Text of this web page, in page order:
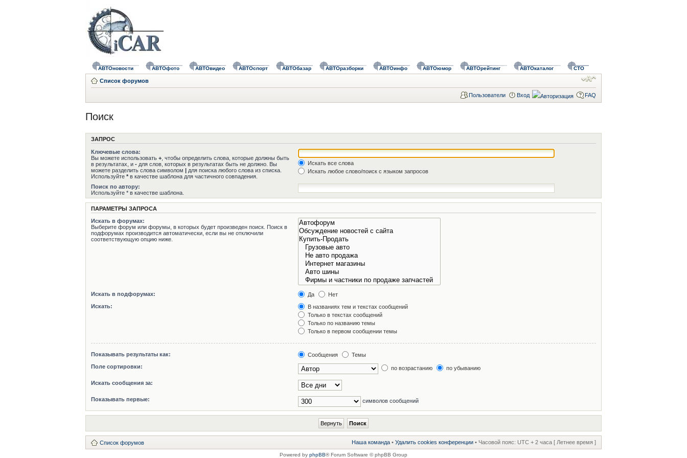
АВТОновости АВТОфото АВТОвидео АВТОспорт АВТОбазар АВТОразборки АВТОинфо АВТОюмор АВТОрейтинг АВТОкаталог СТО
Список форумов
Пользователи Вход FAQ
Поиск
ЗАПРОС
Ключевые слова:
Вы можете использовать + , чтобы определить слова, которые должны быть
в результатах, и - для слов, которых в результатах быть не должно. Вы
можете разделить слова символом | для поиска любого слова из списка.
Используйте * в качестве шаблона для частичного совпадения.
Искать все слова
Искать любое слово/поиск с языком запросов
Поиск по автору:
Используйте * в качестве шаблона.
ПАРАМЕТРЫ ЗАПРОСА
Искать в форумах:
Выберите форум или форумы, в которых будет произведен поиск. Поиск в
подфорумах производится автоматически, если вы не отключили
соответствующую опцию ниже.
Искать в подфорумах: Да
Нет
Искать:
В названиях тем и текстах сообщений
Только в текстах сообщений
Только по названию темы
Только в первом сообщении темы
Показывать результаты как: Сообщения
Темы
Поле сортировки:
по возрастанию по убыванию
Искать сообщения за:
Показывать первые: символов сообщений
Список форумов Наша команда • Удалить cookies конференции • Часовой пояс: UTC + 2 часа [ Летнее время ]
Powered by phpBB® Forum Software © phpBB Group